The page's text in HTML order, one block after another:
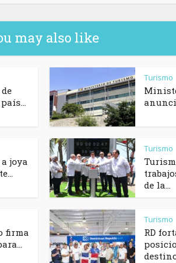
may also like
Turismo
joya
Turismo
de la...
firma
Turismo
RD